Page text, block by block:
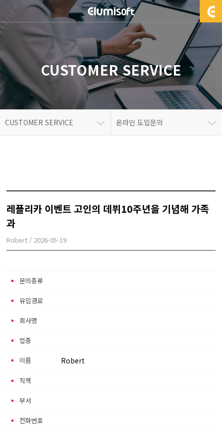
CUSTOMER SERVICE
CUSTOMER SERVICE 온라인 도입문의
레플리카 이벤트 고인의 데뷔10주년을 기념해 가족
과
Robert / 2026-05-19
문의종류
유입경로
회사명
업종
이름 Robert
직책
부서
전화번호